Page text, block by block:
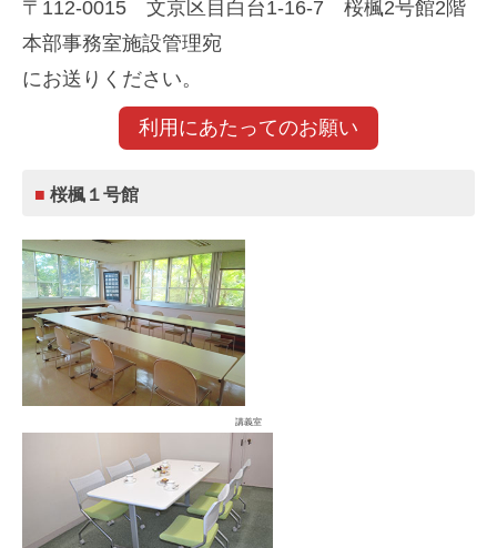
〒112-0015 文京区目白台1-16-7 桜楓2号館2階
本部事務室施設管理宛
にお送りください。
利用にあたってのお願い
■ 桜楓１号館
講義室